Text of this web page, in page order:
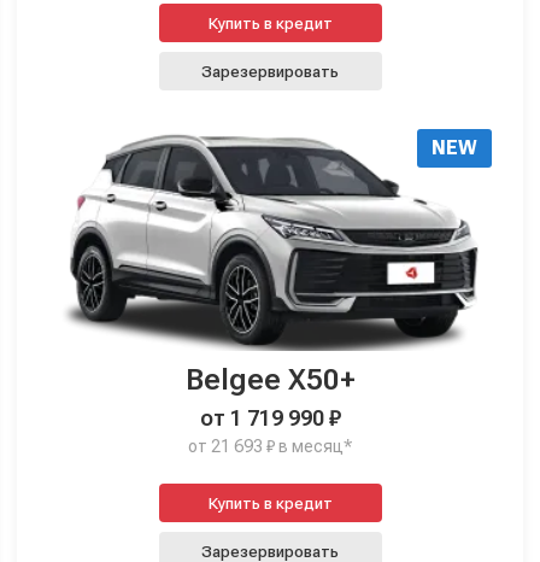
Купить в кредит
Зарезервировать
NEW
Belgee X50+
от 1 719 990 ₽
от 21 693 ₽ в месяц*
Купить в кредит
Зарезервировать